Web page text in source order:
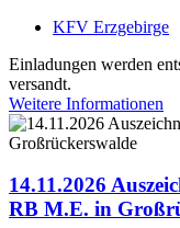
KFV Erzgebirge
Einladungen werden
versandt.
Weitere Informationen
14.11.2026
RB M.E. in